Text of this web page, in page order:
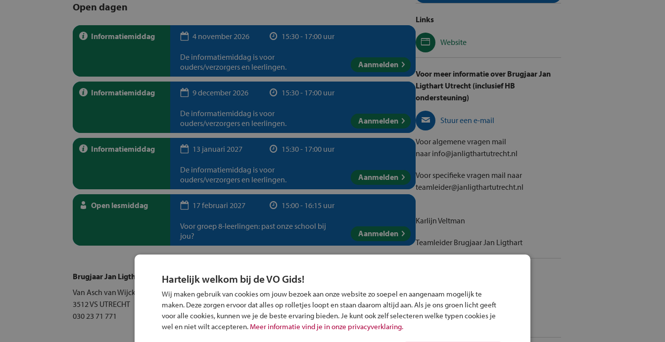
Open dagen
Informatiemiddag 4 november 2026 15:30 - 17:00 uur
De informatiemiddag is voor
ouders/verzorgers en leerlingen.
Aanmelden
Informatiemiddag 9 december 2026 15:30 - 17:00 uur
De informatiemiddag is voor
ouders/verzorgers en leerlingen.
Aanmelden
Informatiemiddag 13 januari 2027 15:30 - 17:00 uur
De informatiemiddag is voor
ouders/verzorgers en leerlingen.
Aanmelden
Open lesmiddag 17 februari 2027 15:00 - 16:15 uur
Voor groep 8-leerlingen: past onze school bij
jou?
Aanmelden
Brugjaar Jan Ligthart Utrecht (inclusief HB ondersteuning)
Van Asch van Wijckskade 20
3512 VS UTRECHT
030 23 71 771
Links
Website
Voor meer informatie over Brugjaar Jan
Ligthart Utrecht (inclusief HB
ondersteuning)
Stuur een e-mail
Voor algemene vragen mail
naar info@janligthartutrecht.nl
Voor specifieke vragen mail naar
teamleider@janligthartutrecht.nl
Karlijn Veltman
Teamleider Brugjaar Jan Ligthart
Route per fiets
Route met het OV
Hartelijk welkom bij de VO Gids!
Wij maken gebruik van cookies om jouw bezoek aan onze website zo soepel en aangenaam mogelijk te
maken. Deze zorgen ervoor dat alles op rolletjes loopt en staan daarom altijd aan. Als je ons groen licht geeft
voor alle cookies, kunnen we je de beste ervaring bieden. Je kunt ook zelf selecteren welke typen cookies je
wel en niet wilt accepteren. Meer informatie vind je in onze privacyverklaring.